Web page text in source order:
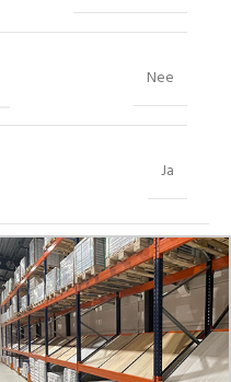
Nee
Ja